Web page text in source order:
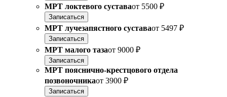
МРТ локтевого суставаот 5500 ₽
Записаться
МРТ лучезапястного суставаот 5497 ₽
Записаться
МРТ малого тазаот 9000 ₽
Записаться
МРТ пояснично-крестцового отдела
позвоночникаот 3900 ₽
Записаться